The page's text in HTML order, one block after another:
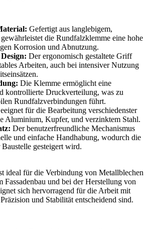
Gefertigt aus langlebigem,
die Rundfalzklemme eine hohe
Korrosion und Abnutzung.
Der ergonomisch gestaltete Griff
Arbeiten, auch bei intensiver Nutzung
Die Klemme ermöglicht eine
kontrollierte Druckverteilung, was zu
Rundfalzverbindungen führt.
für die Bearbeitung verschiedenster
Aluminium, Kupfer, und verzinktem Stahl.
Der benutzerfreundliche Mechanismus
und einfache Handhabung, wodurch die
gesteigert wird.
ideal für die Verbindung von Metallblechen
Fassadenbau und bei der Herstellung von
sich hervorragend für die Arbeit mit
und Stabilität entscheidend sind.